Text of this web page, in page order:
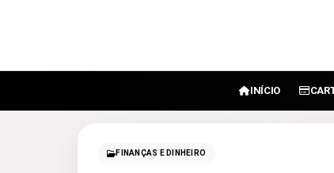
INÍCIO
FINANÇAS E DINHEIRO